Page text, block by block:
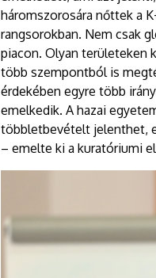
háromszorosára nőttek a
rangsorokban. Nem csak
piacon. Olyan területeken
több szempontból is
érdekében egyre több
emelkedik. A hazai
többletbevételt jelenthet,
– emelte ki a kuratóriumi